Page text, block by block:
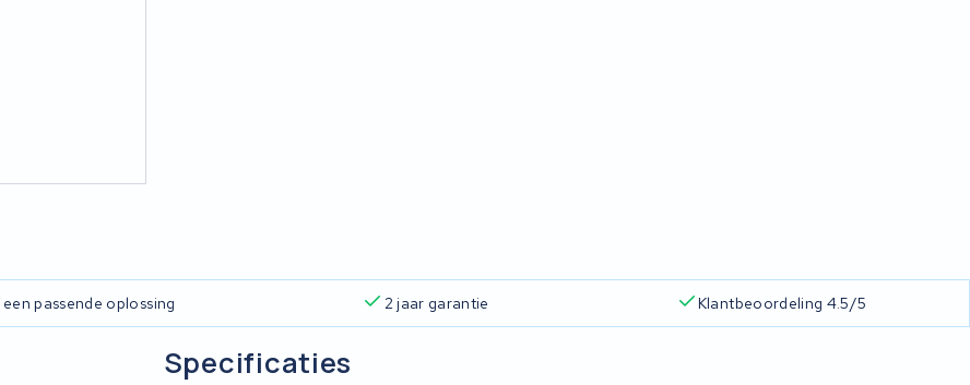
passende oplossing 2 jaar garantie Klantbeoordeling 4.5/5
Specificaties